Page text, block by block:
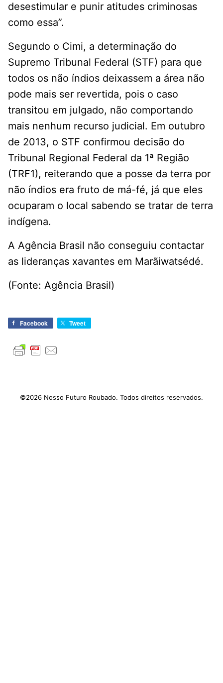
desestimular e punir atitudes criminosas
como essa”.
Segundo o Cimi, a determinação do
Supremo Tribunal Federal (STF) para que
todos os não índios deixassem a área não
pode mais ser revertida, pois o caso
transitou em julgado, não comportando
mais nenhum recurso judicial. Em outubro
de 2013, o STF confirmou decisão do
Tribunal Regional Federal da 1ª Região
(TRF1), reiterando que a posse da terra por
não índios era fruto de má-fé, já que eles
ocuparam o local sabendo se tratar de terra
indígena.
A Agência Brasil não conseguiu contactar
as lideranças xavantes em Marãiwatsédé.
(Fonte: Agência Brasil)
Facebook Tweet
©2026 Nosso Futuro Roubado. Todos direitos reservados.